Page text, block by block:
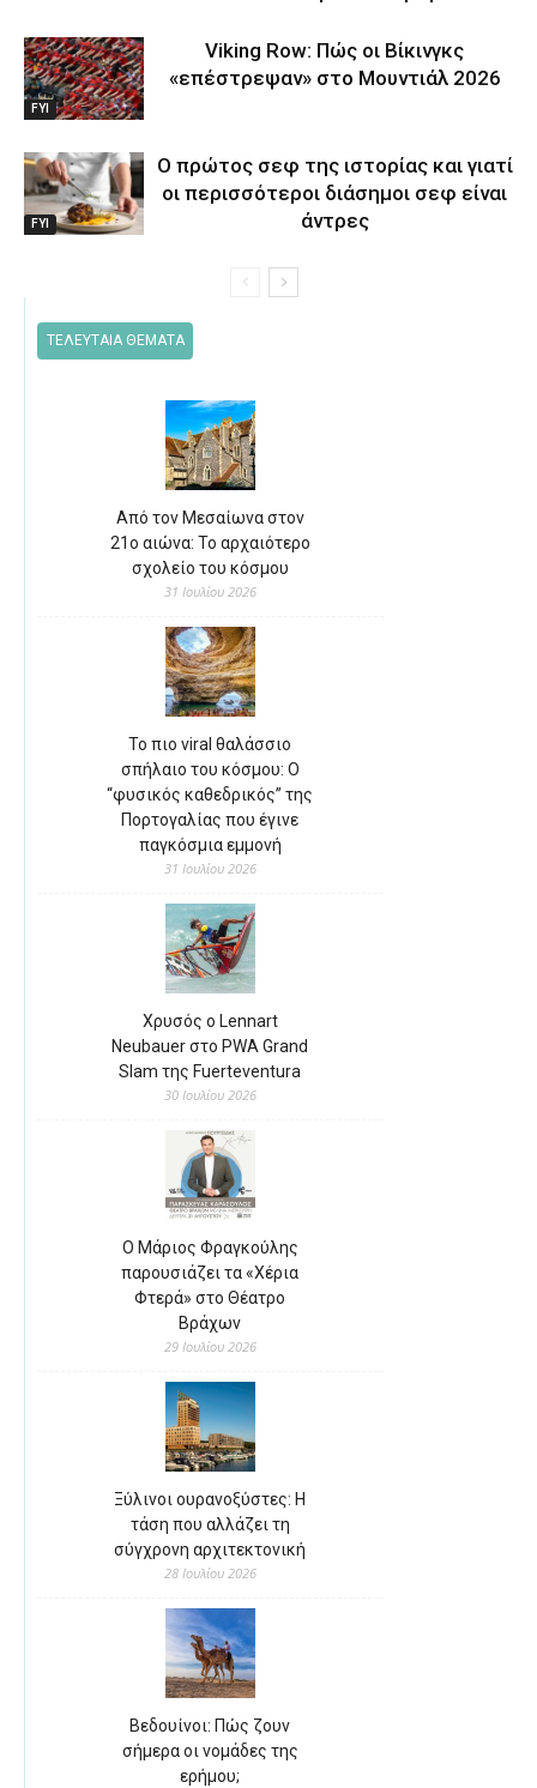
FYI
Viking Row: Πώς οι Βίκινγκς
«επέστρεψαν» στο Μουντιάλ 2026
FYI
Ο πρώτος σεφ της ιστορίας και γιατί
οι περισσότεροι διάσημοι σεφ είναι
άντρες
ΤΕΛΕΥΤΑΙΑ ΘΕΜΑΤΑ
Από τον Μεσαίωνα στον
21ο αιώνα: Το αρχαιότερο
σχολείο του κόσμου
31 Ιουλίου 2026
Το πιο viral θαλάσσιο
σπήλαιο του κόσμου: Ο
“φυσικός καθεδρικός” της
Πορτογαλίας που έγινε
παγκόσμια εμμονή
31 Ιουλίου 2026
Χρυσός ο Lennart
Neubauer στο PWA Grand
Slam της Fuerteventura
30 Ιουλίου 2026
Ο Μάριος Φραγκούλης
παρουσιάζει τα «Χέρια
Φτερά» στο Θέατρο
Βράχων
29 Ιουλίου 2026
Ξύλινοι ουρανοξύστες: Η
τάση που αλλάζει τη
σύγχρονη αρχιτεκτονική
28 Ιουλίου 2026
Βεδουίνοι: Πώς ζουν
σήμερα οι νομάδες της
ερήμου;